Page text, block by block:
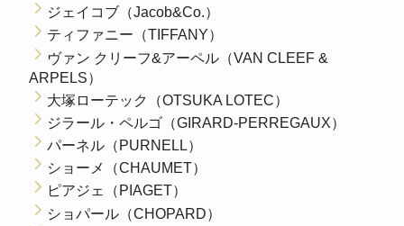
ジェイコブ（Jacob&Co.）
ティファニー（TIFFANY）
ヴァン クリーフ&アーペル（VAN CLEEF &
ARPELS）
大塚ローテック（OTSUKA LOTEC）
ジラール・ペルゴ（GIRARD-PERREGAUX）
パーネル（PURNELL）
ショーメ（CHAUMET）
ピアジェ（PIAGET）
ショパール（CHOPARD）